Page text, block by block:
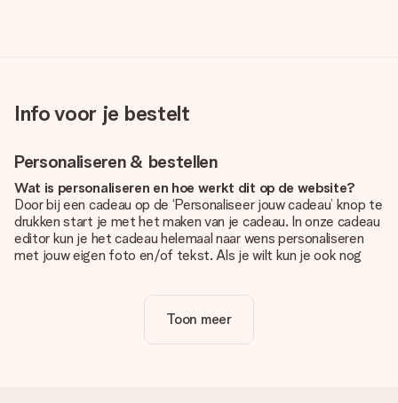
Info voor je bestelt
Personaliseren & bestellen
Wat is personaliseren en hoe werkt dit op de website?
Door bij een cadeau op de ‘Personaliseer jouw cadeau’ knop te
drukken start je met het maken van je cadeau. In onze cadeau
editor kun je het cadeau helemaal naar wens personaliseren
met jouw eigen foto en/of tekst. Als je wilt kun je ook nog
Is personalisatie in de prijs inbegrepen?
De prijs die op de website wordt getoond is inclusief de
Toon meer